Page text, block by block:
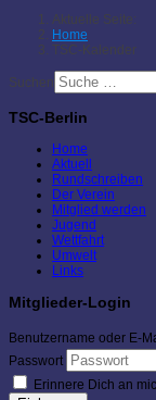
Aktuelle Seite:
Home
TSC-Kalender
Suchen
TSC-Berlin
Home
Aktuell
Rundschreiben
Der Verein
Mitglied werden
Jugend
Wettfahrt
Umwelt
Links
Mitglieder-Login
Benutzername oder E-
Passwort
Erinnere Dich an